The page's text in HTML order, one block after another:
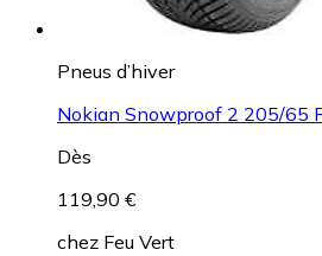
Pneus d’hiver
Nokian Snowproof 2 205/65
Dès
119,90 €
chez Feu Vert